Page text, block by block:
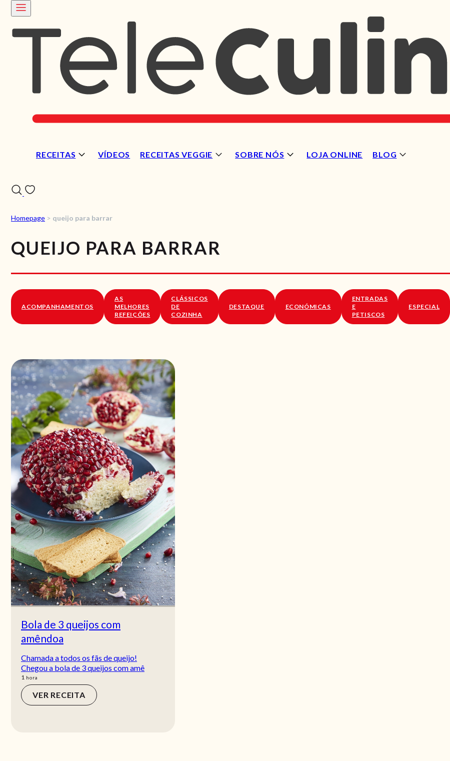
RECEITAS VÍDEOS RECEITAS VEGGIE SOBRE NÓS LOJA ONLINE BLOG
SOBRE NÓS
Homepage > queijo para barrar
QUEIJO PARA BARRAR
ACOMPANHAMENTOS
AS
MELHORES
REFEIÇÕES
CLÁSSICOS
DE
COZINHA
DESTAQUE ECONÓMICAS
ENTRADAS
E
PETISCOS
ESPECIAL
Bola de 3 queijos com
amêndoa
Chamada a todos os fãs de queijo!
Chegou a bola de 3 queijos com amê
1 hora
hora
VER RECEITA